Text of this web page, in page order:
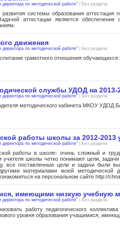
директора по методической работе" | Без раздела
системы образования аттестация
аттестации является обеспечение
движения
директора по методической работе" | Без раздела
грамотного отношения обучающихся
службы УДОД на 2013-
директора по методической работе" | Без раздела
методического кабинета МКОУ УДОД
работы школы за 2012-2013
директора по методической работе" | Без раздела
работы в школе- очень сложный и
учителя школы четко понимают цели,
все поставленные цели и задачи были
материалами моей методической
на персональном сайте http://
имеющими низкую учебную
директора по методической работе" | Без раздела
работу педагогического
уровня образования учащимися,